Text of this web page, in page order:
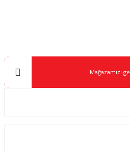
Mağazamızı